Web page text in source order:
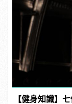
【健身知識】